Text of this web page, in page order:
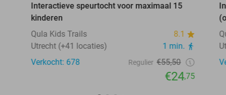
Interactieve speurtocht voor maximaal 15
kinderen
Qula Kids Trails
8.1
Utrecht (+41 locaties)
1 min.
Verkocht: 678
Regulier €55,50
€24,75